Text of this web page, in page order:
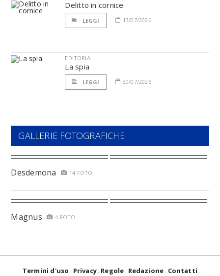
Delitto in cornice
LEGGI 13/07/2026
EDITORIA
La spia
LEGGI 30/07/2026
GALLERIE FOTOGRAFICHE
Desdemona 14 FOTO
Magnus 4 FOTO
Termini d'uso Privacy Regole Redazione Contatti